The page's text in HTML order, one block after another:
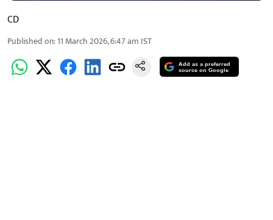
CD
Published on:11 March 2026, 6:47 am IST
Add as a preferred
source on Google